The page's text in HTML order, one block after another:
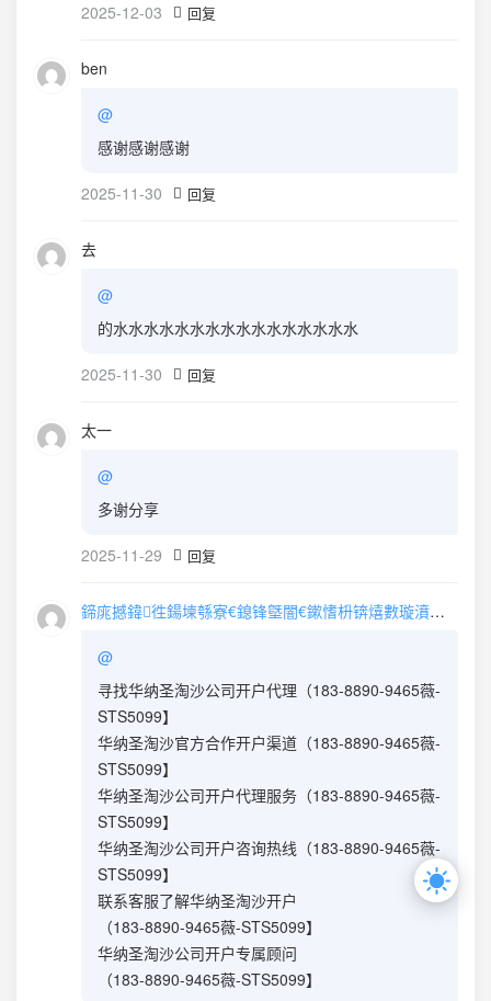
2025-12-03 回复
ben
@
感谢感谢感谢
2025-11-30 回复
去
@
的水水水水水水水水水水水水水水水水
2025-11-30 回复
太一
@
多谢分享
2025-11-29 回复
鍗庣撼鍏徃鍚堜綔寮€鎴锋墍闇€鏉愭枡锛熺數璇濆彿鐮?5587291507 寰俊STS5099
@
寻找华纳圣淘沙公司开户代理（183-8890-9465薇-
STS5099】
华纳圣淘沙官方合作开户渠道（183-8890-9465薇-
STS5099】
华纳圣淘沙公司开户代理服务（183-8890-9465薇-
STS5099】
华纳圣淘沙公司开户咨询热线（183-8890-9465薇-
STS5099】
联系客服了解华纳圣淘沙开户
（183-8890-9465薇-STS5099】
华纳圣淘沙公司开户专属顾问
（183-8890-9465薇-STS5099】